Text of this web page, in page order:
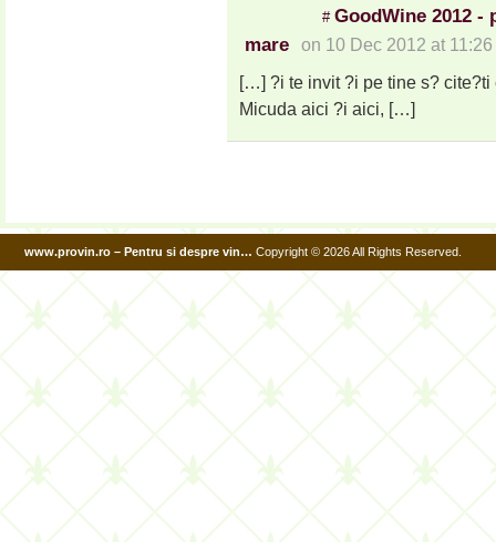
# GoodWine 2012
mare
on 10 Dec 2012 at 11:26
[…] ?i te invit ?i pe tine s?
Micuda aici ?i aici, […]
www.provin.ro – Pentru si despre vin… Copyright © 2026 All Rights Reserved.